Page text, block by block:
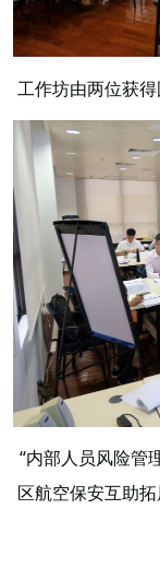
工作坊由两位获
“内部人员风险管
区航空保安互助